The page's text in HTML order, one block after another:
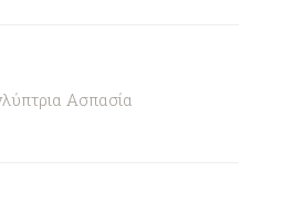
Ασπασία